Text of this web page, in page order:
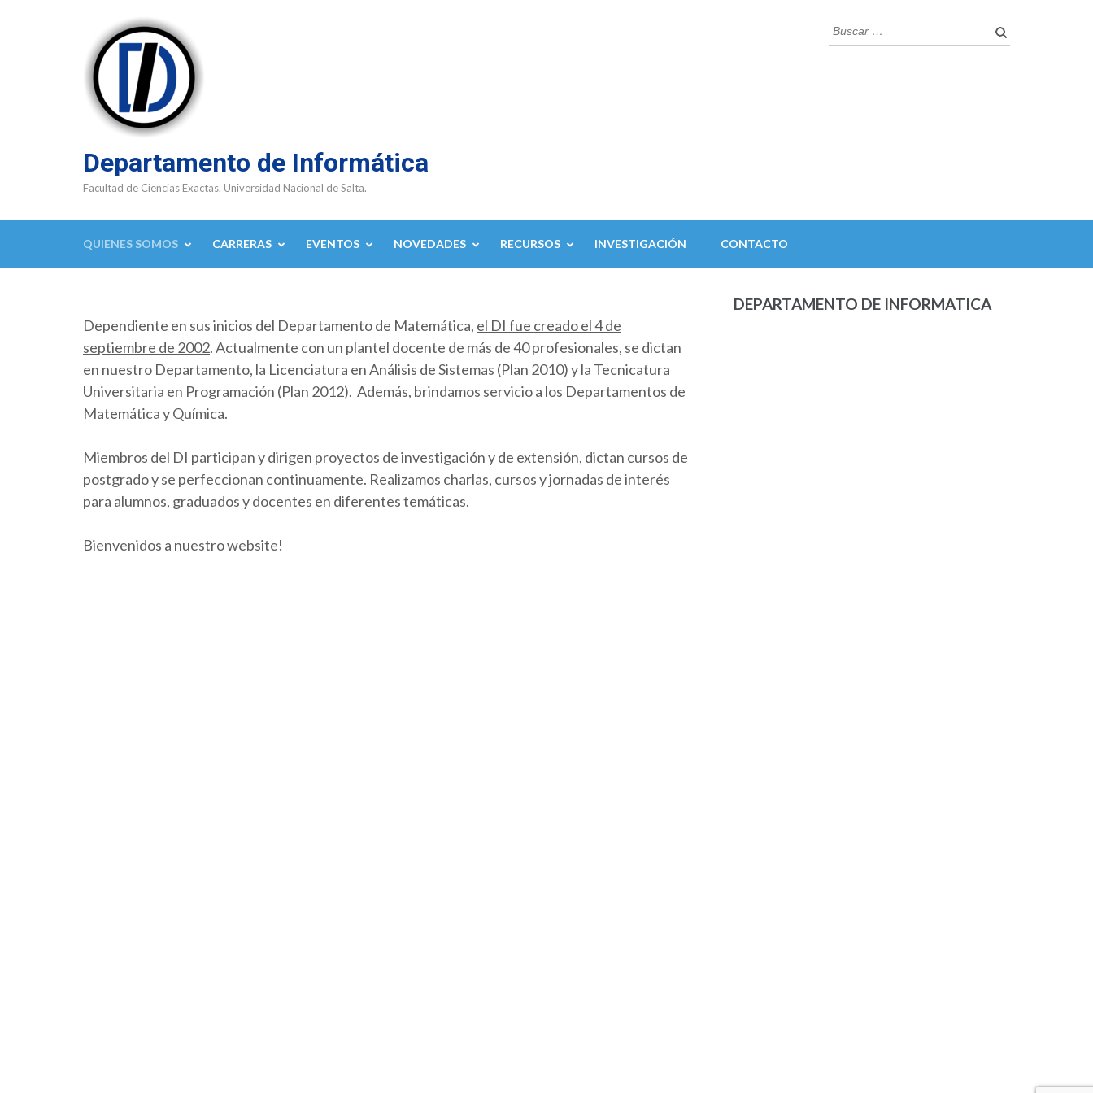
Departamento de Informática
Facultad de Ciencias Exactas. Universidad Nacional de Salta.
Buscar:
QUIENES SOMOS CARRERAS EVENTOS NOVEDADES RECURSOS INVESTIGACIÓN CONTACTO
Dependiente en sus inicios del Departamento de Matemática, el DI fue creado el 4 de
septiembre de 2002. Actualmente con un plantel docente de más de 40 profesionales, se dictan
en nuestro Departamento, la Licenciatura en Análisis de Sistemas (Plan 2010) y la Tecnicatura
Universitaria en Programación (Plan 2012). Además, brindamos servicio a los Departamentos de
Matemática y Química.
Miembros del DI participan y dirigen proyectos de investigación y de extensión, dictan cursos de
postgrado y se perfeccionan continuamente. Realizamos charlas, cursos y jornadas de interés
para alumnos, graduados y docentes en diferentes temáticas.
Bienvenidos a nuestro website!
DEPARTAMENTO DE INFORMATICA